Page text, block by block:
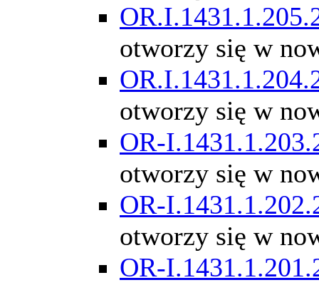
otworzy się w
otworzy się w
OR-
otworzy się w
OR-
otworzy się w
OR-